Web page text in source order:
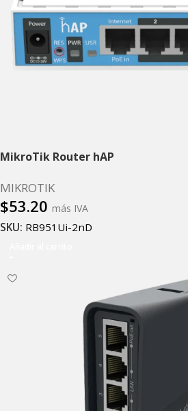
MikroTik Router hAP
MIKROTIK
$53.20 más IVA
SKU: RB951Ui-2nD